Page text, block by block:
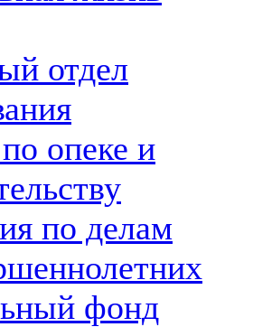
отдел
опеке и
по делам
фонд